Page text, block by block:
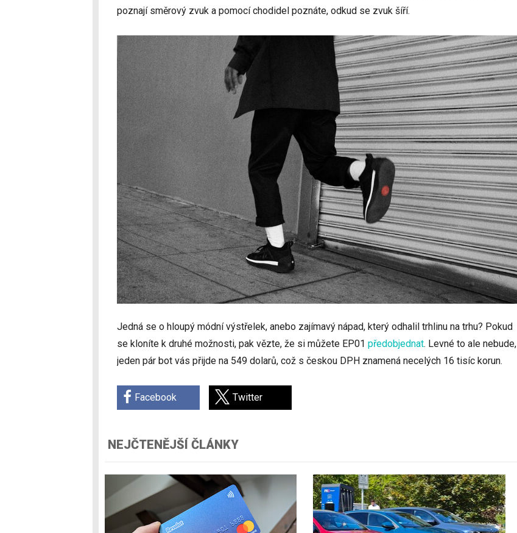
poznají směrový zvuk a pomocí chodidel poznáte, odkud se zvuk šíří.
Jedná se o hloupý módní výstřelek, anebo zajímavý nápad, který odhalil trhlinu na trhu? Pokud
se kloníte k druhé možnosti, pak vězte, že si můžete EP01 předobjednat. Levné to ale nebude,
jeden pár bot vás přijde na 549 dolarů, což s českou DPH znamená necelých 16 tisíc korun.
Facebook Twitter
NEJČTENĚJŠÍ ČLÁNKY